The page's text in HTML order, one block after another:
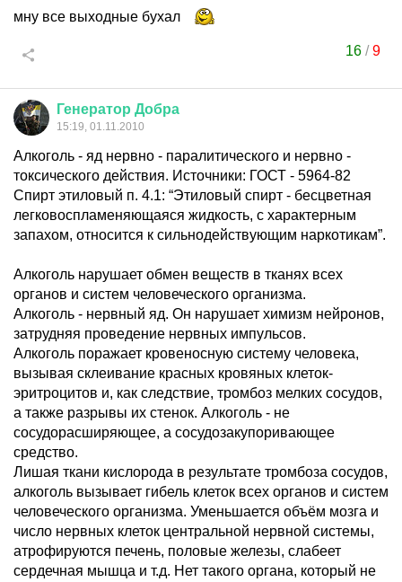
мну все выходные бухал
16 /9
Генератор Добра
15:19, 01.11.2010
Алкоголь - яд нервно - паралитического и нервно -
токсического действия. Источники: ГОСТ - 5964-82
Спирт этиловый п. 4.1: “Этиловый спирт - бесцветная
легковоспламеняющаяся жидкость, с характерным
запахом, относится к сильнодействующим наркотикам”.
Алкоголь нарушает обмен веществ в тканях всех
органов и систем человеческого организма.
Алкоголь - нервный яд. Он нарушает химизм нейронов,
затрудняя проведение нервных импульсов.
Алкоголь поражает кровеносную систему человека,
вызывая склеивание красных кровяных клеток-
эритроцитов и, как следствие, тромбоз мелких сосудов,
а также разрывы их стенок. Алкоголь - не
сосудорасширяющее, а сосудозакупоривающее
средство.
Лишая ткани кислорода в результате тромбоза сосудов,
алкоголь вызывает гибель клеток всех органов и систем
человеческого организма. Уменьшается объём мозга и
число нервных клеток центральной нервной системы,
атрофируются печень, половые железы, слабеет
сердечная мышца и т.д. Нет такого органа, который не